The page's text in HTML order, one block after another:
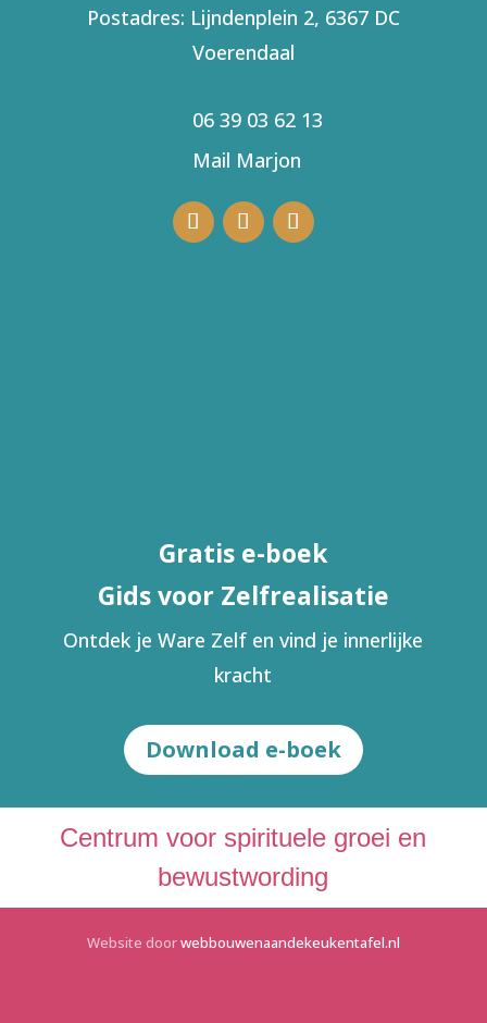
Postadres: Lijndenplein 2, 6367 DC
Voerendaal
06 39 03 62 13
Mail Marjon
Gratis e-boek
Gids voor Zelfrealisatie
Ontdek je Ware Zelf en vind je innerlijke
kracht
Download e-boek
Centrum voor spirituele groei en
bewustwording
Website doorwebbouwenaandekeukentafel.nl